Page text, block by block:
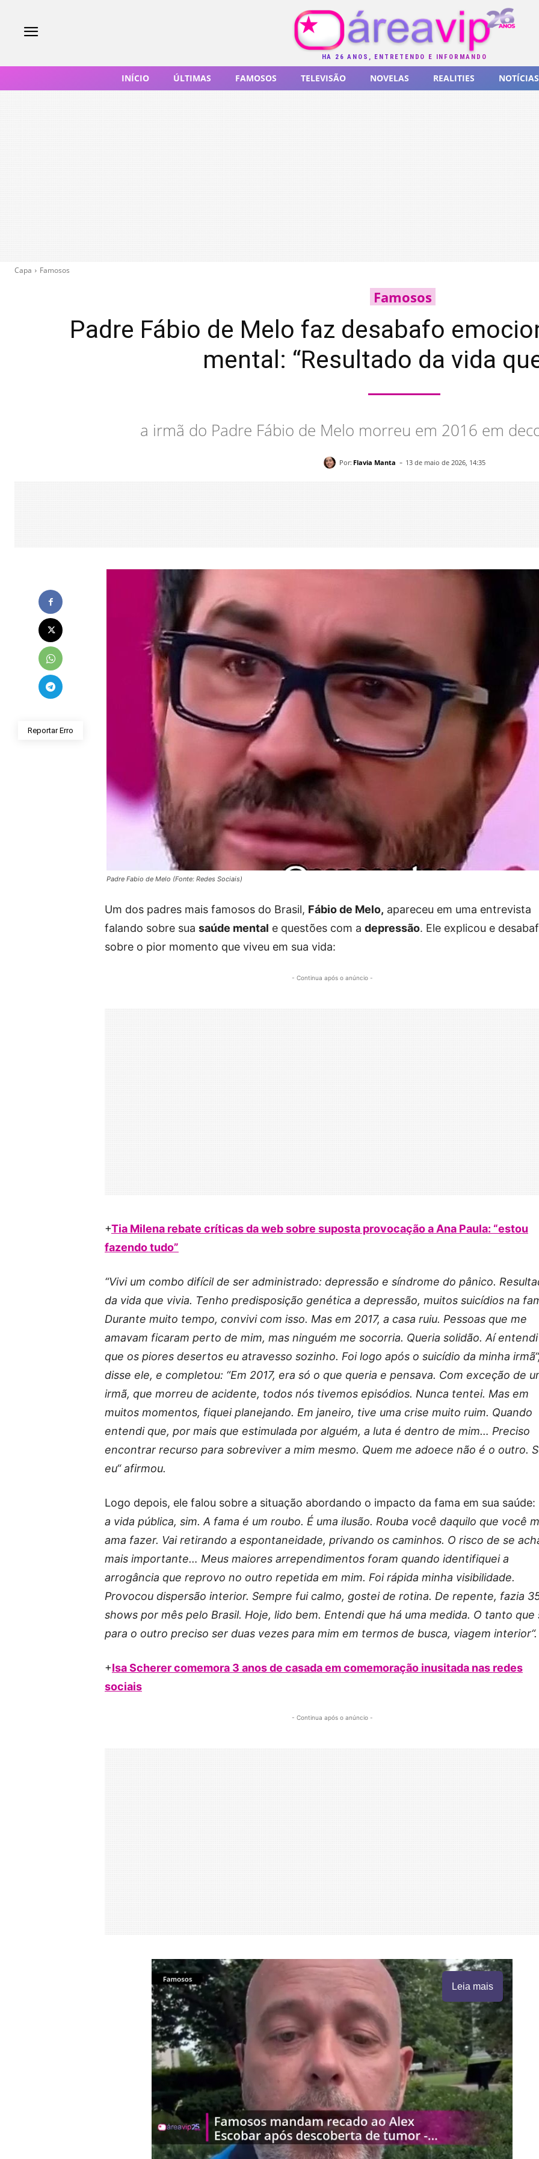
HÁ 26 ANOS, ENTRETENDO E INFORMANDO
INÍCIO ÚLTIMAS FAMOSOS TELEVISÃO NOVELAS REALITIES NOTÍCIAS
Capa Famosos
Famosos
Padre Fábio de Melo faz desabafo
mental: “Resultado da vida
a irmã do Padre Fábio de Melo morreu em 2016 em
Por: Flavia Manta - 13 de maio de 2026, 14:35
Reportar Erro
Padre Fabio de Melo (Fonte: Redes Sociais)
Um dos padres mais famosos do Brasil, Fábio de Melo, apareceu em uma entrevista
falando sobre sua saúde mental e questões com a depressão. Ele explicou e
sobre o pior momento que viveu em sua vida:
- Continua após o anúncio -
+Tia Milena rebate críticas da web sobre suposta provocação a Ana Paula: “estou
fazendo tudo”
“Vivi um combo difícil de ser administrado: depressão e síndrome do pânico.
da vida que vivia. Tenho predisposição genética a depressão, muitos suicídios na
Durante muito tempo, convivi com isso. Mas em 2017, a casa ruiu. Pessoas que me
amavam ficaram perto de mim, mas ninguém me socorria. Queria solidão. Aí entendi
que os piores desertos eu atravesso sozinho. Foi logo após o suicídio da minha irmã“,
disse ele, e completou: “Em 2017, era só o que queria e pensava. Com exceção de
irmã, que morreu de acidente, todos nós tivemos episódios. Nunca tentei. Mas em
muitos momentos, fiquei planejando. Em janeiro, tive uma crise muito ruim. Quando
entendi que, por mais que estimulada por alguém, a luta é dentro de mim… Preciso
encontrar recurso para sobreviver a mim mesmo. Quem me adoece não é o outro.
eu“ afirmou.
Logo depois, ele falou sobre a situação abordando o impacto da fama em sua saúde:
a vida pública, sim. A fama é um roubo. É uma ilusão. Rouba você daquilo que você
ama fazer. Vai retirando a espontaneidade, privando os caminhos. O risco de se
mais importante… Meus maiores arrependimentos foram quando identifiquei a
arrogância que reprovo no outro repetida em mim. Foi rápida minha visibilidade.
Provocou dispersão interior. Sempre fui calmo, gostei de rotina. De repente, fazia
shows por mês pelo Brasil. Hoje, lido bem. Entendi que há uma medida. O tanto que
para o outro preciso ser duas vezes para mim em termos de busca, viagem interior“.
+Isa Scherer comemora 3 anos de casada em comemoração inusitada nas redes
sociais
- Continua após o anúncio -
Leia mais